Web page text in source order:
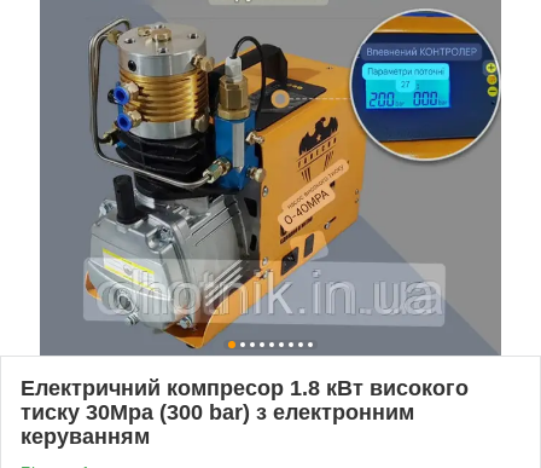
Електричний компресор 1.8 кВт високого
тиску 30Mpa (300 bar) з електронним
керуванням